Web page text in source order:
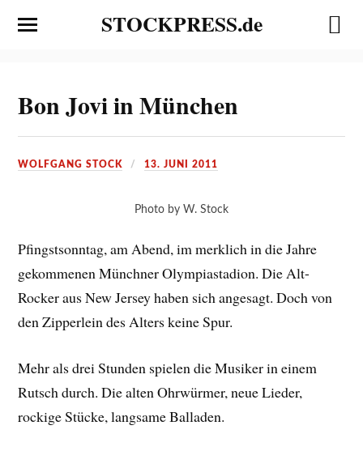
STOCKPRESS.de
Bon Jovi in München
WOLFGANG STOCK 13. JUNI 2011
Photo by W. Stock
Pfingstsonntag, am Abend, im merklich in die Jahre
gekommenen Münchner Olympiastadion. Die Alt-
Rocker aus New Jersey haben sich angesagt. Doch von
den Zipperlein des Alters keine Spur.
Mehr als drei Stunden spielen die Musiker in einem
Rutsch durch. Die alten Ohrwürmer, neue Lieder,
rockige Stücke, langsame Balladen.